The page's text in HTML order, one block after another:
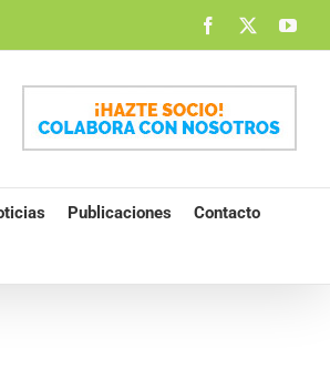
Facebook
Publicaciones Contacto